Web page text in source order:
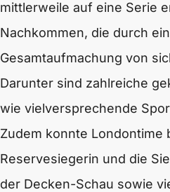
mittlerweile auf eine Serie
Nachkommen, die durch
Gesamtaufmachung von
Darunter sind zahlreiche
wie vielversprechende
Zudem konnte Londontime
Reservesiegerin und die
der Decken-Schau sowie